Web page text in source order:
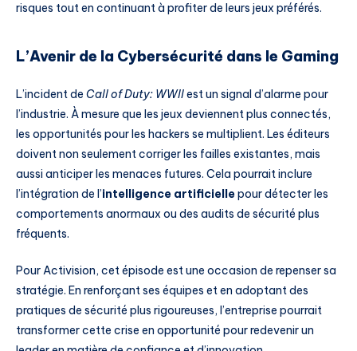
risques tout en continuant à profiter de leurs jeux préférés.
L’Avenir de la Cybersécurité dans le Gaming
L’incident de Call of Duty: WWIIest un signal d’alarme pour
l’industrie. À mesure que les jeux deviennent plus connectés,
les opportunités pour les hackers se multiplient. Les éditeurs
doivent non seulement corriger les failles existantes, mais
aussi anticiper les menaces futures. Cela pourrait inclure
l’intégration de l’intelligence artificiellepour détecter les
comportements anormaux ou des audits de sécurité plus
fréquents.
Pour Activision, cet épisode est une occasion de repenser sa
stratégie. En renforçant ses équipes et en adoptant des
pratiques de sécurité plus rigoureuses, l’entreprise pourrait
transformer cette crise en opportunité pour redevenir un